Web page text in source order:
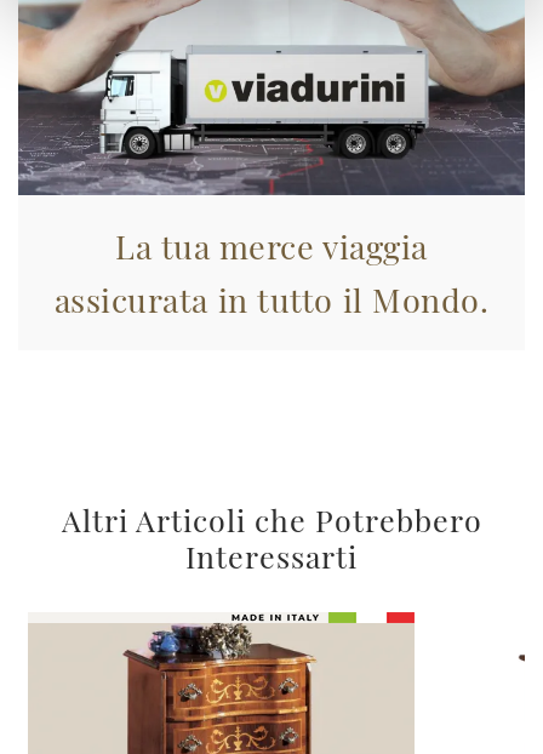
La tua merce viaggia
assicurata in tutto il Mondo.
Altri Articoli che Potrebbero
Interessarti